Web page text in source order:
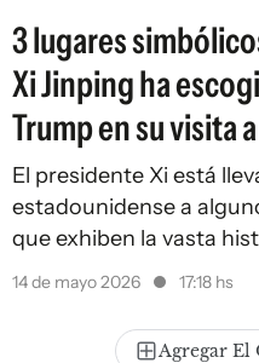
3 lugares
Xi Jinping ha
Trump en su visita
El presidente Xi está
estadounidense a
que exhiben la vasta
14 de mayo 2026 17:18 hs
Agregar El